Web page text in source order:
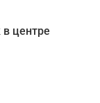
в центре